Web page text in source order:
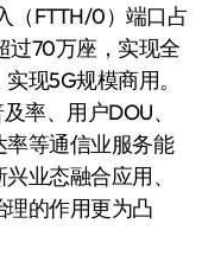
（FTTH/0）端口占
过70万座，实现全
现5G规模商用。
率、用户DOU、
等通信业服务能
业态融合应用、
的作用更为凸